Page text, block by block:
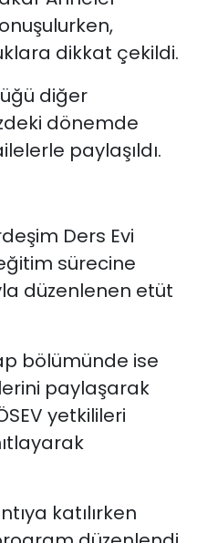
dikkat çekildi.
diğer
dönemde
paylaşıldı.
Ders Evi
sürecine
düzenlenen etüt
bölümünde ise
paylaşarak
yetkilileri
katılırken